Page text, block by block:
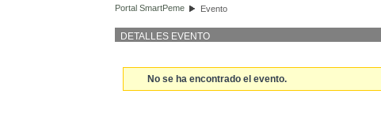
Portal SmartPeme Evento
DETALLES EVENTO
No se ha encontrado el evento.